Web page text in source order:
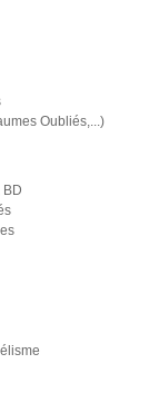
Oubliés,...)
BD